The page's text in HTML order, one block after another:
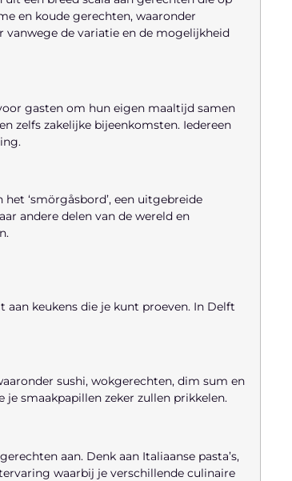
en koude gerechten, waaronder
de variatie en de mogelijkheid
gasten om hun eigen maaltijd samen
zelfs zakelijke bijeenkomsten. Iedereen
‘smörgåsbord’, een uitgebreide
andere delen van de wereld en
keukens die je kunt proeven. In Delft
sushi, wokgerechten, dim sum en
je smaakpapillen zeker zullen prikkelen.
aan. Denk aan Italiaanse pasta’s,
waarbij je verschillende culinaire